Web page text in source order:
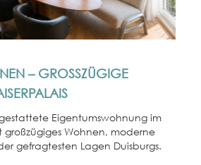
– GROSSZÜGIGE W
Eigentumswohnung im
großzügiges Wohnen, moderne
gefragtesten Lagen Duisburgs.